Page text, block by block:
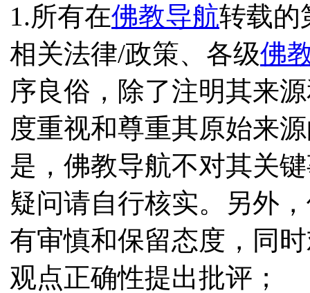
1.所有在佛教导航转载的
相关法律/政策、各级佛
序良俗，除了注明其来
度重视和尊重其原始来
是，佛教导航不对其关
疑问请自行核实。另外
有审慎和保留态度，同
观点正确性提出批评；